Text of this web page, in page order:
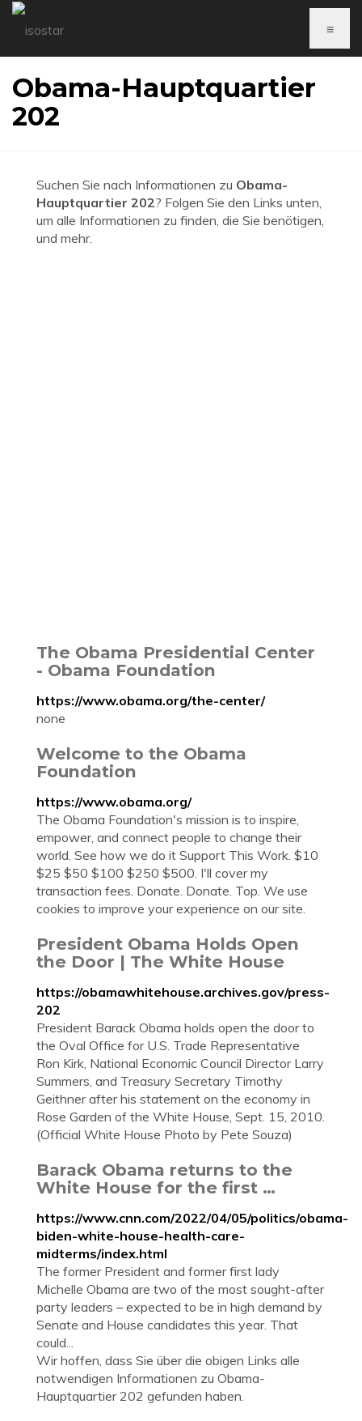
≡
Obama-Hauptquartier
202
Suchen Sie nach Informationen zu Obama-
Hauptquartier 202? Folgen Sie den Links unten,
um alle Informationen zu finden, die Sie benötigen,
und mehr.
The Obama Presidential Center
- Obama Foundation
https://www.obama.org/the-center/
none
Welcome to the Obama
Foundation
https://www.obama.org/
The Obama Foundation's mission is to inspire,
empower, and connect people to change their
world. See how we do it Support This Work. $10
$25 $50 $100 $250 $500. I'll cover my
transaction fees. Donate. Donate. Top. We use
cookies to improve your experience on our site.
President Obama Holds Open
the Door | The White House
https://obamawhitehouse.archives.gov/press-
202
President Barack Obama holds open the door to
the Oval Office for U.S. Trade Representative
Ron Kirk, National Economic Council Director Larry
Summers, and Treasury Secretary Timothy
Geithner after his statement on the economy in
Rose Garden of the White House, Sept. 15, 2010.
(Official White House Photo by Pete Souza)
Barack Obama returns to the
White House for the first …
https://www.cnn.com/2022/04/05/politics/obama-
biden-white-house-health-care-
midterms/index.html
The former President and former first lady
Michelle Obama are two of the most sought-after
party leaders – expected to be in high demand by
Senate and House candidates this year. That
could...
Wir hoffen, dass Sie über die obigen Links alle
notwendigen Informationen zu Obama-
Hauptquartier 202 gefunden haben.